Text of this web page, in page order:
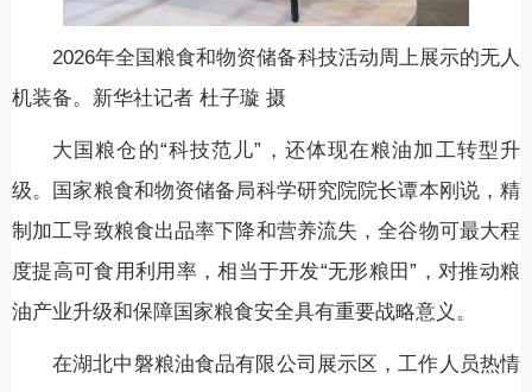
2026年全国粮食和物资储备科技活动周上展示的无人
机装备。新华社记者 杜子璇 摄
大国粮仓的“科技范儿”，还体现在粮油加工转型升
级。国家粮食和物资储备局科学研究院院长谭本刚说，精
制加工导致粮食出品率下降和营养流失，全谷物可最大程
度提高可食用利用率，相当于开发“无形粮田”，对推动粮
油产业升级和保障国家粮食安全具有重要战略意义。
在湖北中磐粮油食品有限公司展示区，工作人员热情